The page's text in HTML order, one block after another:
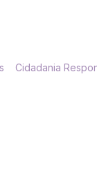
Cidadania